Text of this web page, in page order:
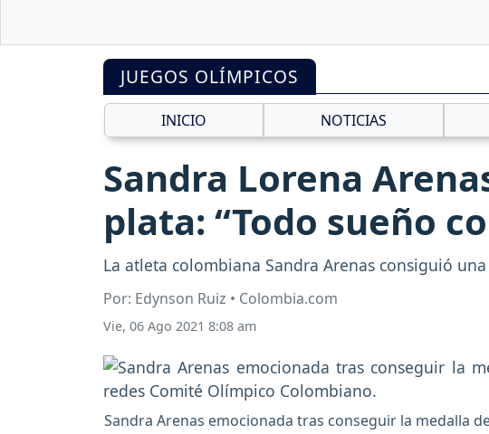
JUEGOS OLÍMPICOS
INICIO NOTICIAS
Sandra Lorena
plata: “Todo sueño
La atleta colombiana Sandra Arenas consiguió
Por: Edynson Ruiz • Colombia.com
Vie, 06 Ago 2021 8:08 am
Sandra Arenas emocionada tras conseguir la medalla